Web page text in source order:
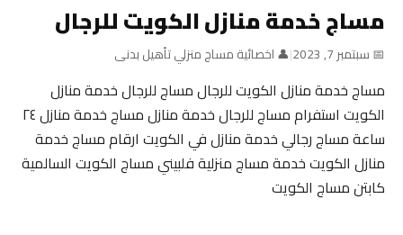
مساج خدمة منازل الكويت للرجال
📅 سبتمبر 7, 2023 |👤 اخصائية مساج منزلي تأهيل بدنى
مساج خدمة منازل الكويت للرجال مساج للرجال خدمة منازل
الكويت استفرام مساج للرجال خدمة منازل مساج خدمة منازل ٢٤
ساعة مساج رجالي خدمة منازل في الكويت ارقام مساج خدمة
منازل الكويت خدمة مساج منزلية فلبيني مساج الكويت السالمية
كابتن مساج الكويت